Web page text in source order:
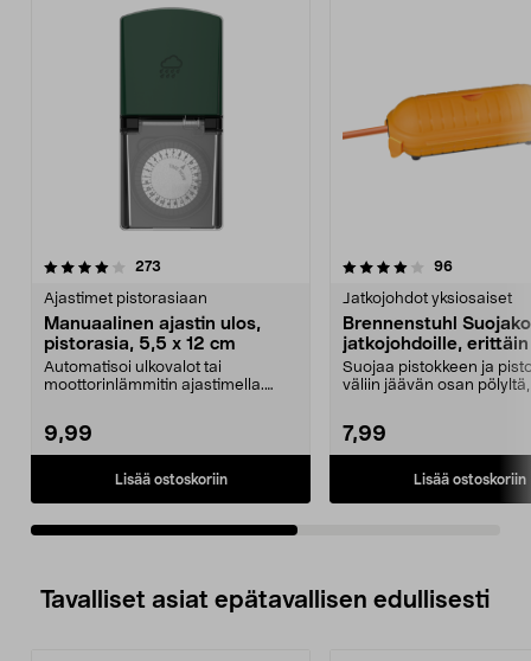
273
Ajastimet pistorasiaan
Manuaalinen ajastin ulos,
pistorasia, 5,5 x 12 cm
Automatisoi ulkovalot tai
moottorinlämmitin ajastimella.
9,99
Lisää ostoskoriin
4.0viidestä
96arvostelut
Jatkojohdot yksiosaiset
Brennenstuhl
jatkojohdoille, erittäin
Suojaa pistokkeen ja
väliin jäävän osan
7,99
Lisää ostoskoriin
4.5viidestä
Tavalliset asiat epätavallisen edullisesti